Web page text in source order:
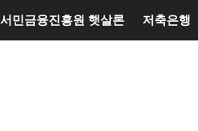
서민금융진흥원 햇살론 저축은행